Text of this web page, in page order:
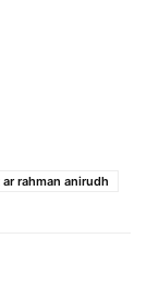
rahman anirudh